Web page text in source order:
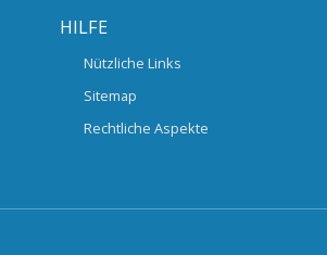
HILFE
Nützliche Links
Sitemap
Rechtliche Aspekte